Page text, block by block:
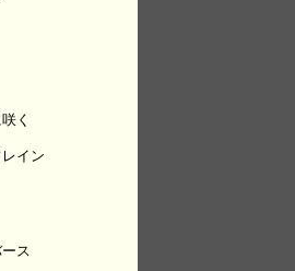
く
イン
ス